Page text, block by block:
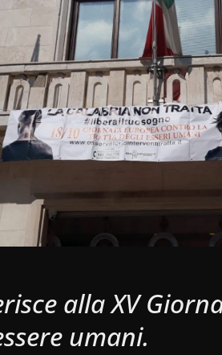
alla XV
umani.